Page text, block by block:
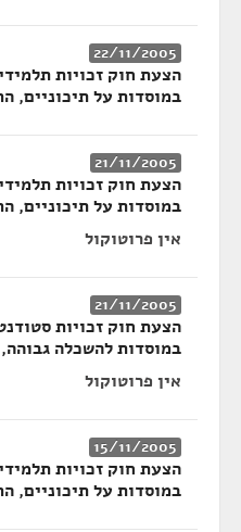
22/11/2005
הצעת חוק זכויות
במוסדות על תיכוניים,
21/11/2005
הצעת חוק זכויות
במוסדות על תיכוניים,
אין פרוטוקול
21/11/2005
הצעת חוק זכויות
במוסדות להשכלה גבוהה,
אין פרוטוקול
15/11/2005
הצעת חוק זכויות
במוסדות על תיכוניים,